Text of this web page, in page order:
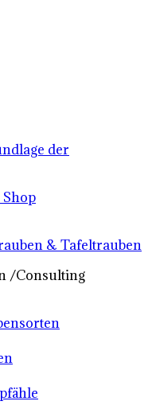
der
& Tafeltrauben
/Consulting